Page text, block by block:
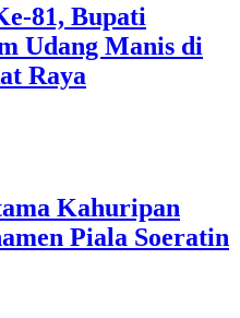
81, Bupati
Udang Manis di
Raya
Kahuripan
Piala Soeratin